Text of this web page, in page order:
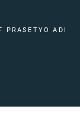
PRASETYO ADI